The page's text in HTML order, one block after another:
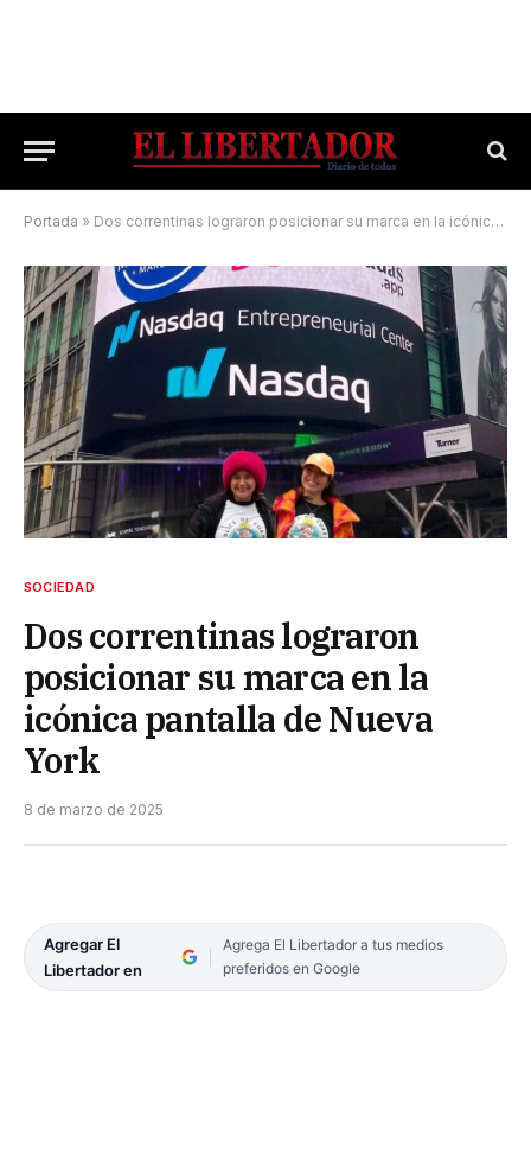
Portada » Dos correntinas lograron posicionar su marca en la icónica pantalla de Nueva York
SOCIEDAD
Dos correntinas lograron
posicionar su marca en la
icónica pantalla de Nueva
York
8 de marzo de 2025
Agregar El
Libertador en
Agrega El Libertador a tus medios
preferidos en Google